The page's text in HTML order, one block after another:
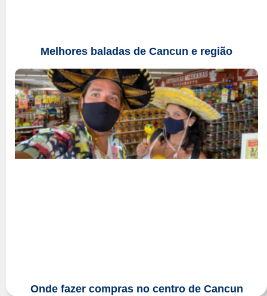
Melhores baladas de Cancun e região
Onde fazer compras no centro de Cancun